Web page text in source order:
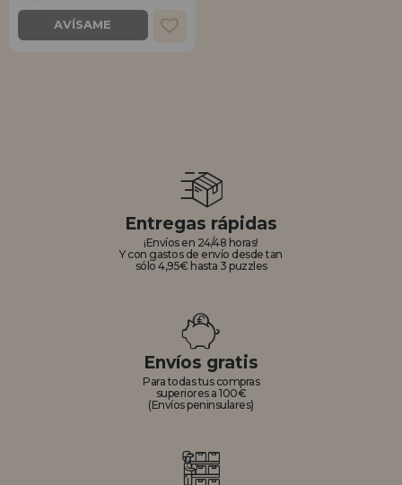
REGISTRO DISTRIBUIDOR
AVÍSAME
Entregas rápidas
¡Envíos en 24/48 horas!
Y con gastos de envío desde tan
sólo 4,95€ hasta 3 puzzles
Envíos gratis
Para todas tus compras
superiores a 100€
(Envíos peninsulares)